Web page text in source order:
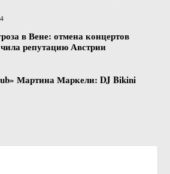
в Вене: отмена концертов
репутацию Австрии
Мартина Маркели: DJ Bikini